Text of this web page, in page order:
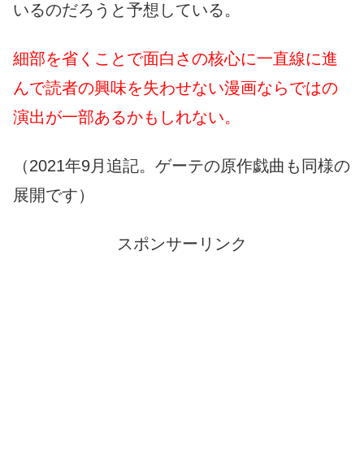
いるのだろうと予想している。
細部を省くことで面白さの核心に一直線に進
んで読者の興味を失わせない漫画ならではの
演出が一部あるかもしれない。
（2021年9月追記。ゲーテの原作戯曲も同様の
展開です）
スポンサーリンク